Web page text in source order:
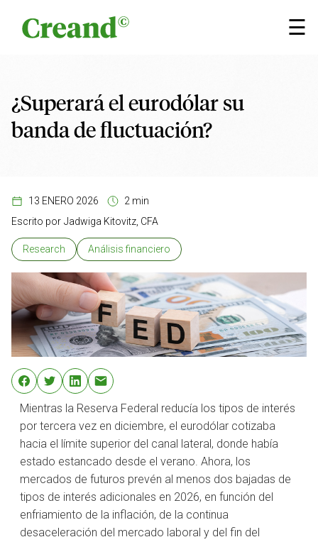
☰
×
¿Superará el eurodólar su
banda de fluctuación?
13 ENERO 2026
2 min
Escrito por Jadwiga Kitovitz, CFA
Research Análisis financiero
Mientras la Reserva Federal reducía los tipos de interés
por tercera vez en diciembre, el eurodólar cotizaba
hacia el límite superior del canal lateral, donde había
estado estancado desde el verano. Ahora, los
mercados de futuros prevén al menos dos bajadas de
tipos de interés adicionales en 2026, en función del
enfriamiento de la inflación, de la continua
desaceleración del mercado laboral y del fin del